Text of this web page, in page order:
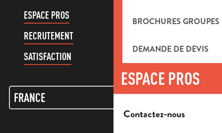
BROCHURES GROUPES
DEMANDE DE DEVIS
ESPACE PROS
Contactez-nous
ESPACE PROS
RECRUTEMENT
SATISFACTION